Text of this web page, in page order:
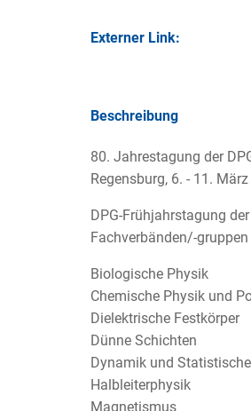
Externer Link:
Beschreibung
80. Jahrestagung der
Regensburg, 6. - 11.
DPG-Frühjahrstagung
Fachverbänden/-
Biologische Physik
Chemische Physik und
Dielektrische Festkörper
Dünne Schichten
Dynamik und
Halbleiterphysik
Magnetismus